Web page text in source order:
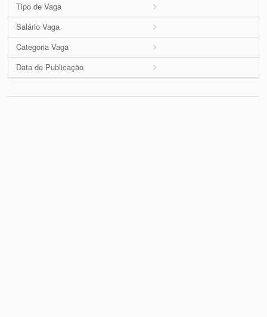
Tipo de Vaga
Salário Vaga
Categoria Vaga
Data de Publicação